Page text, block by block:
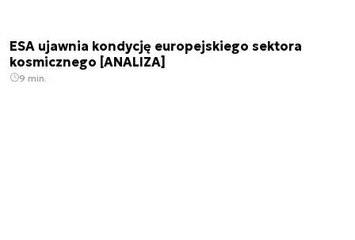
ESA ujawnia kondycję europejskiego sektora
kosmicznego [ANALIZA]
9 min.